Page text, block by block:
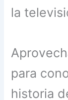
la
para
historia